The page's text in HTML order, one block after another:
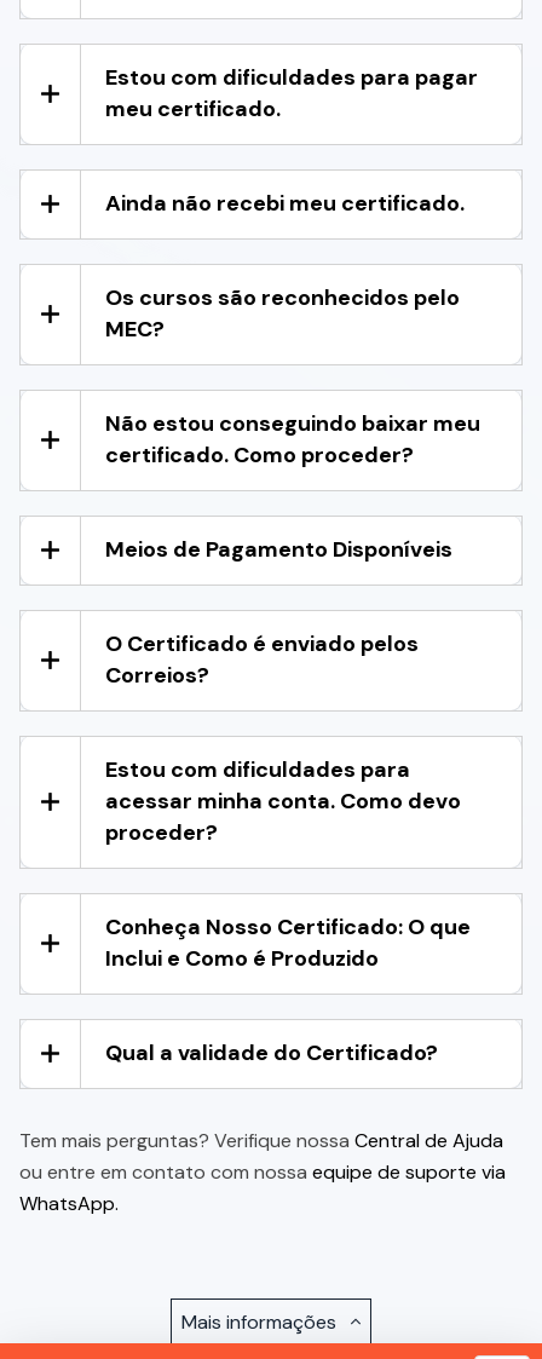
Estou com dificuldades para pagar
meu certificado.
Ainda não recebi meu certificado.
Os cursos são reconhecidos pelo
MEC?
Não estou conseguindo baixar meu
certificado. Como proceder?
Meios de Pagamento Disponíveis
O Certificado é enviado pelos
Correios?
Estou com dificuldades para
acessar minha conta. Como devo
proceder?
Conheça Nosso Certificado: O que
Inclui e Como é Produzido
Qual a validade do Certificado?
Tem mais perguntas? Verifique nossa Central de Ajuda
ou entre em contato com nossa equipe de suporte via
WhatsApp.
Mais informações